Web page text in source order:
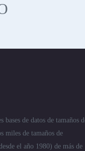
bases de datos de tamaños
miles de tamaños de
el año 1980) de más de